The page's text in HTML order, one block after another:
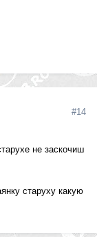
#14
не заскочиш
старуху какую